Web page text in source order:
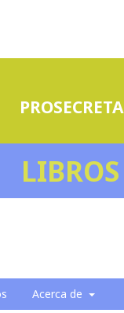
LIBROS
Acerca de